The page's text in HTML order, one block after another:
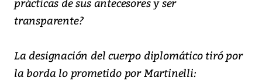
transparente?
La designación del cuerpo diplomático tiró por
la borda lo prometido por Martinelli: